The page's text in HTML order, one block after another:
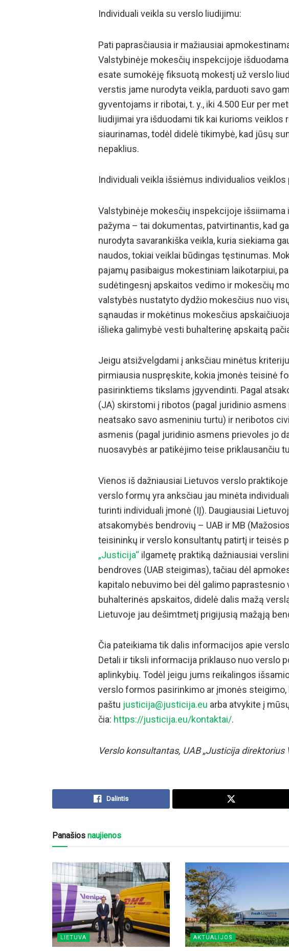
Individuali veikla su verslo liudijimu:
Pati paprasčiausia ir mažiausiai
Valstybinėje mokesčių inspekcijoje
esate sumokėję fiksuotą mokestį už verslo
verstis jame nurodyta veikla, parduoti savo
gyventojams ir ribotai, t. y., iki 4.500 Eur per
liudijimai yra išduodami tik kai kurioms
siaurinamas, todėl didelė tikimybė, kad jūsų
nepaklius.
Individuali veikla išsiėmus individualios veiklos
Valstybinėje mokesčių inspekcijoje išsiimama
pažyma – tai dokumentas, patvirtinantis, kad
nurodyta savarankiška veikla, kuria siekiama
naudos, tokiai veiklai būdingas tęstinumas.
pajamų pasibaigus mokestiniam laikotarpiui,
sudėtingesnį apskaitos vedimo ir mokesčių
valstybės nustatyto dydžio mokesčius nuo
sąnaudas ir mokėtinus mokesčius
išlieka galimybė vesti buhalterinę apskaitą
Jeigu atsižvelgdami į anksčiau minėtus
pirmiausia nuspręskite, kokia įmonės teisinė
pasirinktiems tikslams įgyvendinti. Pagal
(JA) skirstomi į ribotos (pagal juridinio
neatsako savo asmeniniu turtu) ir neribotos
asmenis (pagal juridinio asmens prievoles jo
nuosavybės ar patikėjimo teise priklausančiu
Vienos iš dažniausiai Lietuvos verslo
verslo formų yra anksčiau jau minėta
turinti individuali įmonė (IĮ). Daugiausiai
atsakomybės bendrovių – UAB ir MB
teisininkų ir verslo konsultantų patirtį ir teisės
„Justicija“ ilgametę praktiką dažniausiai
bendroves (UAB steigimas), tačiau dėl
kapitalo nebuvimo bei dėl galimo
buhalterinės apskaitos, didelė dalis mažą
Lietuvoje jau dešimtmetį prigijusią mažąją
Čia pateikiama tik dalis informacijos apie
Detali ir tiksli informacija priklauso nuo verslo
aplinkybių. Todėl jeigu jums reikalingos
verslo formos pasirinkimo ar įmonės
paštu justicija@justicija.eu arba atvykite į
čia: https://justicija.eu/kontaktai/.
Verslo konsultantas, UAB „Justicija direktorius
Dalintis
Panašios naujienos
LIETUVA AKTUALIJOS